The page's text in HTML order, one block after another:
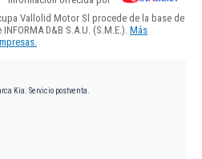
Vallolid Motor Sl procede de la base de
D&B S.A.U. (S.M.E.). Más
Kia. Servicio postventa.